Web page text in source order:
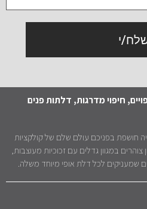
י
חיפוי מדרגות, דלתות פנים
חושפת בפניכם עולם שלם של קולקציות
צוהרים במגוון גדלים עם זכוכיות מעוצבות,
שמעניקים לכל דלת אופי מיוחד משלה.